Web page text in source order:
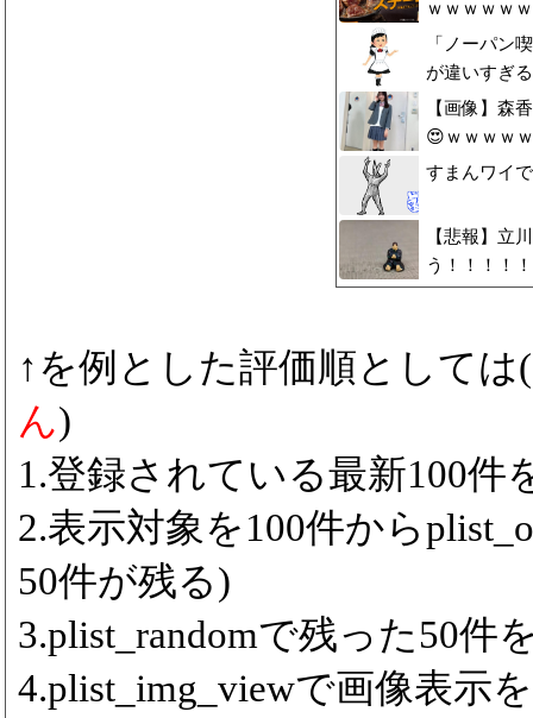
ｗｗｗｗｗ
「ノーパン
が違いすぎ
【画像】森
😍ｗｗｗｗ
すまんワイ
【悲報】立
う！！！！
↑を例とした評価順としては(
ん)
1.登録されている最新100件
2.表示対象を100件から
50件が残る)
3.plist_randomで残った50件
4.plist_img_viewで画像表示